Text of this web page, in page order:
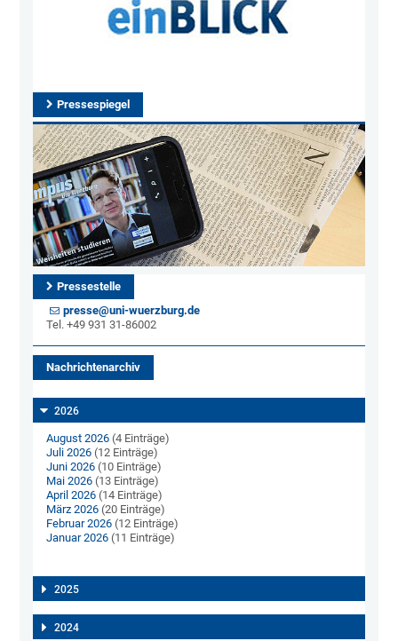
Pressespiegel
Pressestelle
presse@uni-wuerzburg.de
Tel. +49 931 31-86002
Nachrichtenarchiv
2026
August 2026 (4 Einträge)
Juli 2026 (12 Einträge)
Juni 2026 (10 Einträge)
Mai 2026 (13 Einträge)
April 2026 (14 Einträge)
März 2026 (20 Einträge)
Februar 2026 (12 Einträge)
Januar 2026 (11 Einträge)
2025
2024